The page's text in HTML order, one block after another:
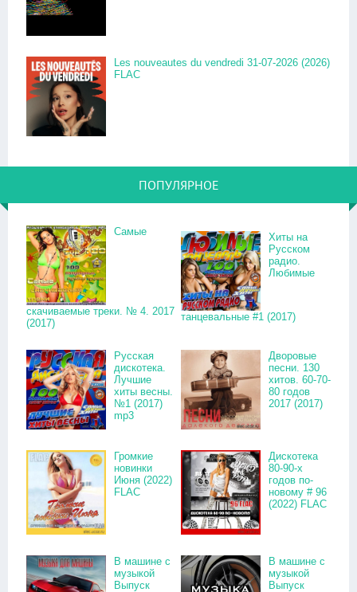
Les nouveautes du vendredi 31-07-2026 (2026)
FLAC
ПОПУЛЯРНОЕ
Самые
скачиваемые треки. № 4. 2017
(2017)
Хиты на
Русском
радио.
Любимые
танцевальные #1 (2017)
Русская
дискотека.
Лучшие
хиты весны.
№1 (2017)
mp3
Дворовые
песни. 130
хитов. 60-70-
80 годов
2017 (2017)
Громкие
новинки
Июня (2022)
FLAC
Дискотека
80-90-х
годов по-
новому # 96
(2022) FLAC
В машине с
музыкой
Выпуск
В машине с
музыкой
Выпуск